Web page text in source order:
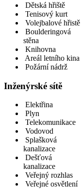
Dětská hřiště
Tenisový kurt
Volejbalové hřistě
Boulderingová
stěna
Knihovna
Areál letního kina
Požární nádrž
Inženýrské sítě
Elektřina
Plyn
Telekomunikace
Vodovod
Splašková
kanalizace
Dešťová
kanalizace
Veřejný rozhlas
Veřejné osvětlení